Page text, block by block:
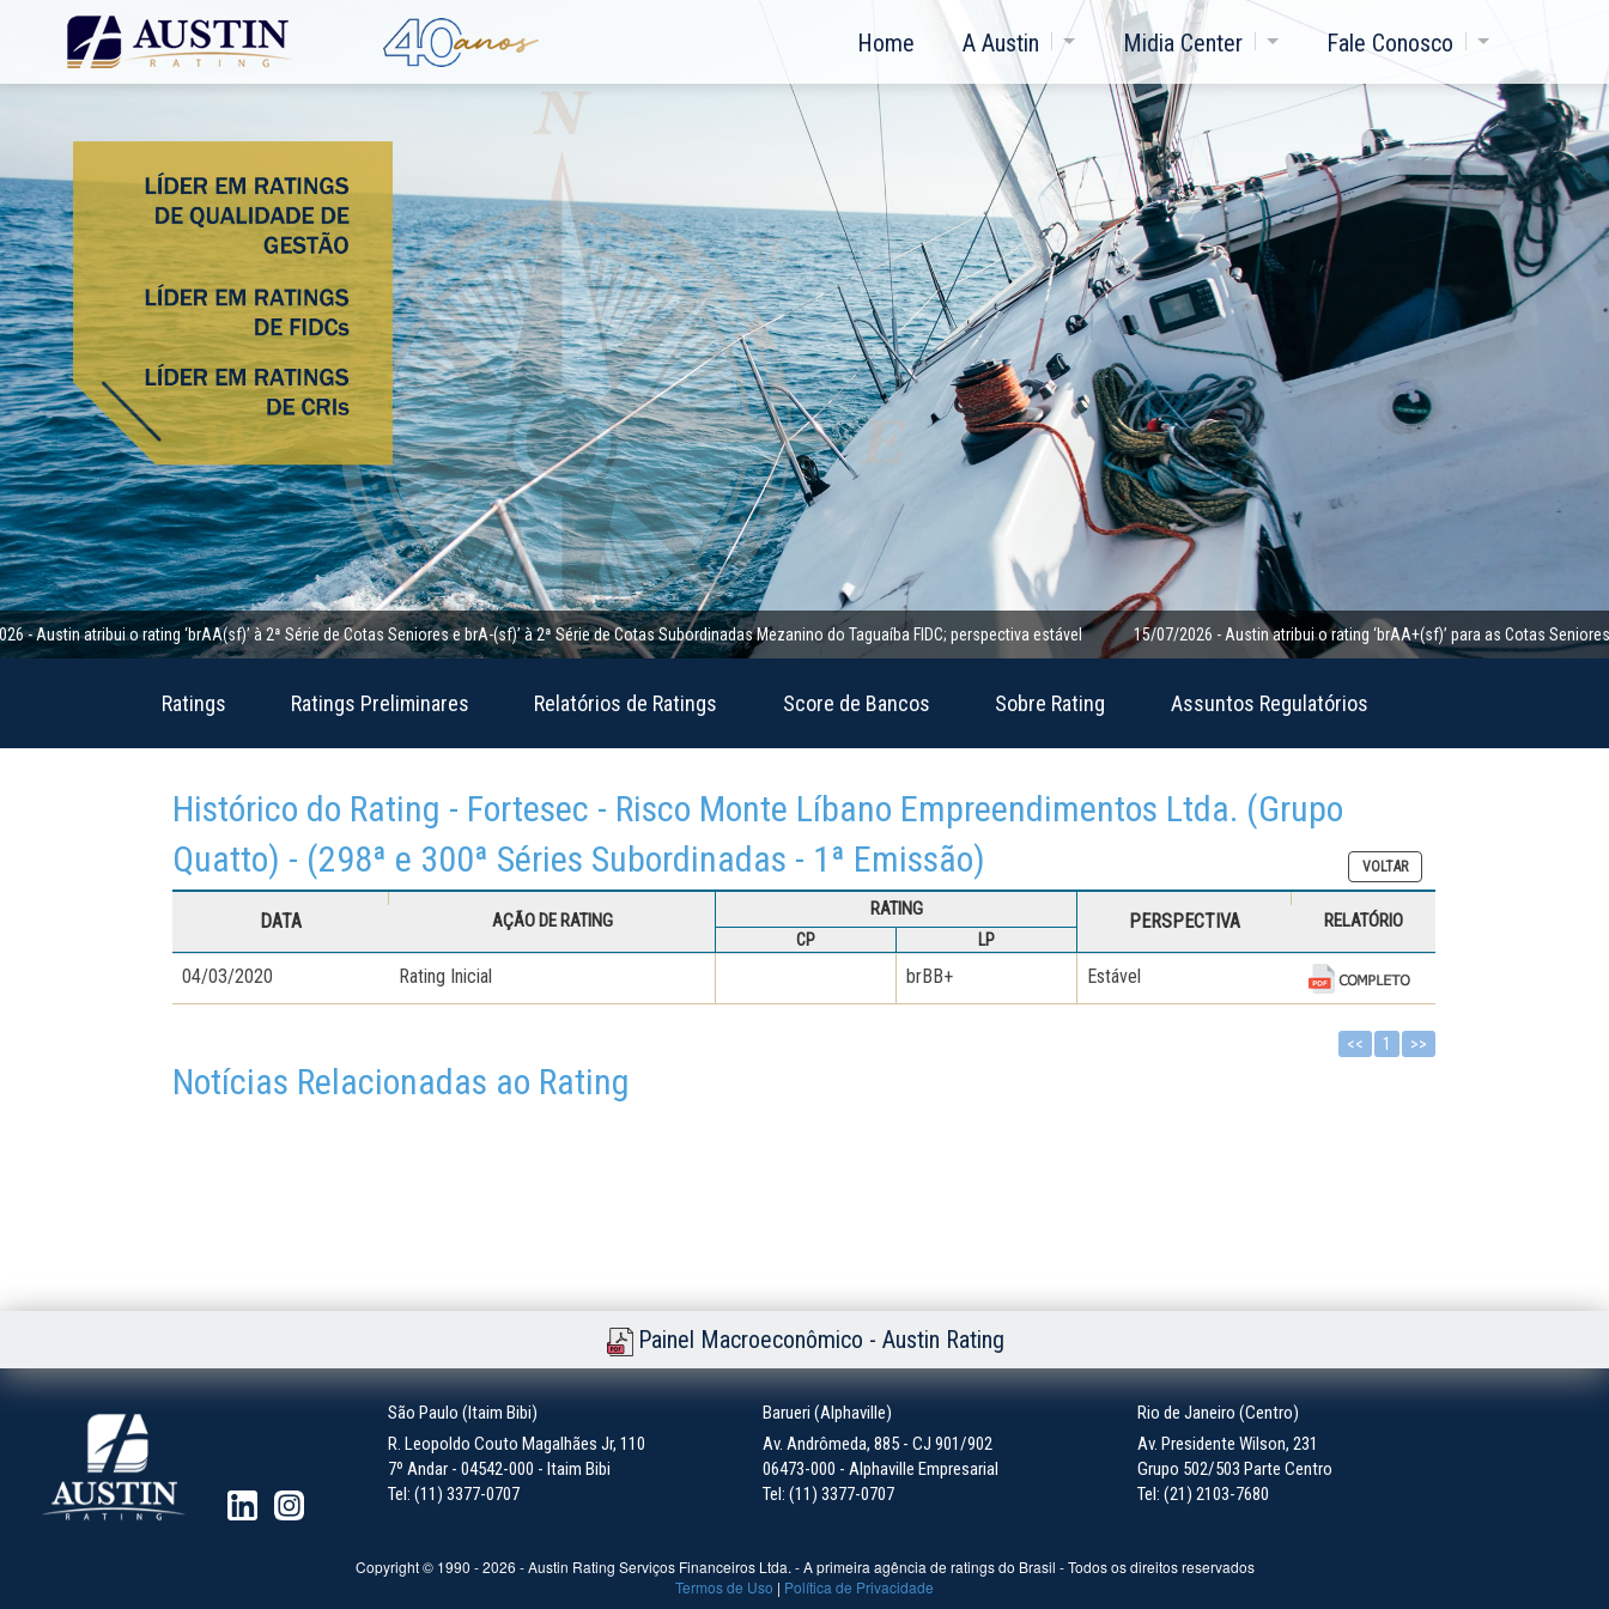
Home A Austin Midia Center Fale Conosco
atribui o rating ‘brAA(sf)’ à 2ª Série de Cotas Seniores e brA-(sf)’ à 2ª Série de Cotas Subordinadas Mezanino do Taguaíba FIDC; perspectiva estável 15/07/2026 - Austin atribui o rating ‘brAA+(sf)’ para as Cotas Seniores da
Ratings Ratings Preliminares Relatórios de Ratings Score de Bancos Sobre Rating Assuntos Regulatórios
Histórico do Rating - Fortesec - Risco Monte Líbano Empreendimentos Ltda. (Grupo
Quatto) - (298ª e 300ª Séries Subordinadas - 1ª Emissão)
VOLTAR
DATA AÇÃO DE RATING
RATING
PERSPECTIVA RELATÓRIO
CP LP
04/03/2020 Rating Inicial brBB+ Estável
<< 1 >>
Notícias Relacionadas ao Rating
Painel Macroeconômico - Austin Rating
São Paulo (Itaim Bibi)
R. Leopoldo Couto Magalhães Jr, 110
7º Andar - 04542-000 - Itaim Bibi
Tel: (11) 3377-0707
Barueri (Alphaville)
Av. Andrômeda, 885 - CJ 901/902
06473-000 - Alphaville Empresarial
Tel: (11) 3377-0707
Rio de Janeiro (Centro)
Av. Presidente Wilson, 231
Grupo 502/503 Parte Centro
Tel: (21) 2103-7680
Copyright © 1990 -2026 - Austin Rating Serviços Financeiros Ltda. - A primeira agência de ratings do Brasil - Todos os direitos reservados
Termos de Uso | Política de Privacidade